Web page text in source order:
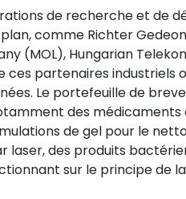
de recherche et de
comme Richter Gedeon,
(MOL), Hungarian
partenaires industriels
Le portefeuille de
des médicaments
de gel pour le
laser, des produits
sur le principe de la